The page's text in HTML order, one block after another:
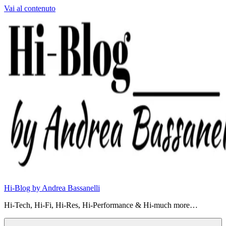
Vai al contenuto
Hi-Blog by Andrea Bassanelli
Hi-Tech, Hi-Fi, Hi-Res, Hi-Performance & Hi-much more…